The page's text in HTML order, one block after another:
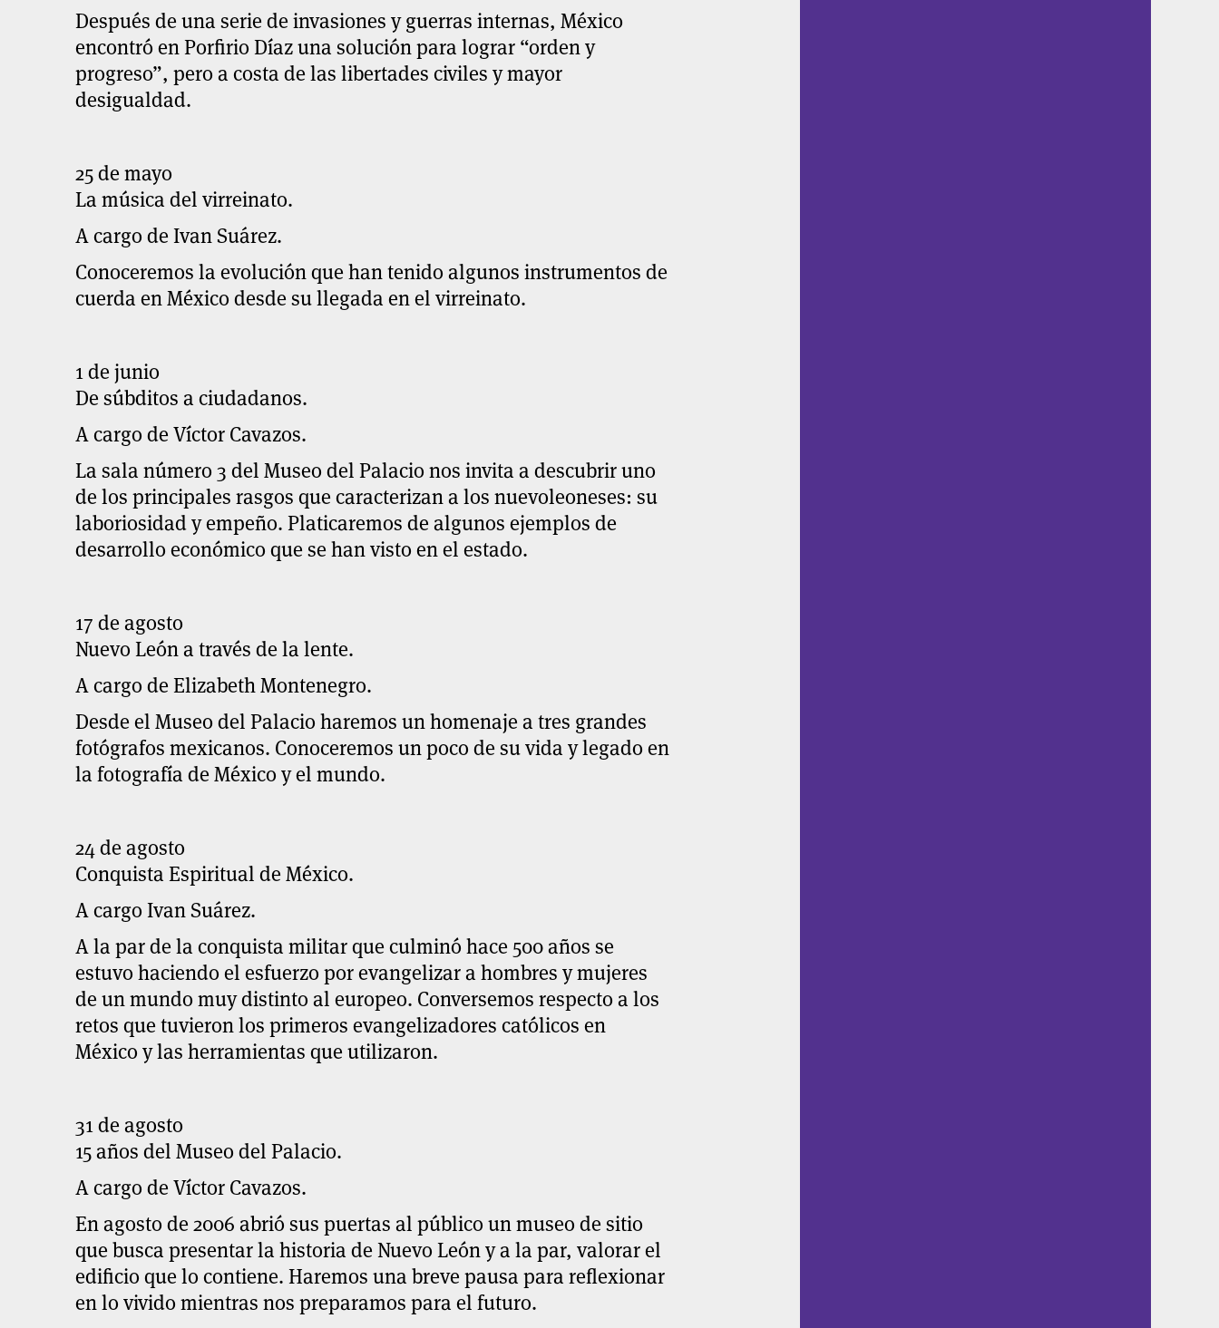
Después de una serie de invasiones y guerras internas, México
encontró en Porfirio Díaz una solución para lograr “orden y
progreso”, pero a costa de las libertades civiles y mayor
desigualdad.
25 de mayo
La música del virreinato.
A cargo de Ivan Suárez.
Conoceremos la evolución que han tenido algunos instrumentos de
cuerda en México desde su llegada en el virreinato.
1 de junio
De súbditos a ciudadanos.
A cargo de Víctor Cavazos.
La sala número 3 del Museo del Palacio nos invita a descubrir uno
de los principales rasgos que caracterizan a los nuevoleoneses: su
laboriosidad y empeño. Platicaremos de algunos ejemplos de
desarrollo económico que se han visto en el estado.
17 de agosto
Nuevo León a través de la lente.
A cargo de Elizabeth Montenegro.
Desde el Museo del Palacio haremos un homenaje a tres grandes
fotógrafos mexicanos. Conoceremos un poco de su vida y legado en
la fotografía de México y el mundo.
24 de agosto
Conquista Espiritual de México.
A cargo Ivan Suárez.
A la par de la conquista militar que culminó hace 500 años se
estuvo haciendo el esfuerzo por evangelizar a hombres y mujeres
de un mundo muy distinto al europeo. Conversemos respecto a los
retos que tuvieron los primeros evangelizadores católicos en
México y las herramientas que utilizaron.
31 de agosto
15 años del Museo del Palacio.
A cargo de Víctor Cavazos.
En agosto de 2006 abrió sus puertas al público un museo de sitio
que busca presentar la historia de Nuevo León y a la par, valorar el
edificio que lo contiene. Haremos una breve pausa para reflexionar
en lo vivido mientras nos preparamos para el futuro.